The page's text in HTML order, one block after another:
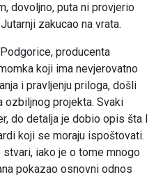
dovoljno, puta ni provjerio
zakucao na vrata.
producenta
koji ima nevjerovatno
i pravljenju priloga, došli
ozbiljnog projekta. Svaki
do detalja je dobio opis šta I
koji se moraju ispoštovati.
iako je o tome mnogo
pokazao osnovni odnos